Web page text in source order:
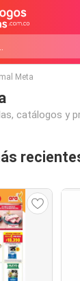
Meta
catálogos y